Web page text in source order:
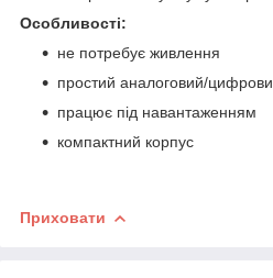
Особливості:
не потребує живлення
простий аналоговий/
працює під навантаженням
компактний корпус
Приховати